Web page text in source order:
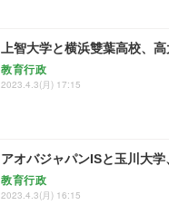
上智大学と横浜雙葉高校、
教育行政
2023.4.3(月) 17:15
アオバジャパンISと玉川大
教育行政
2023.4.3(月) 16:15